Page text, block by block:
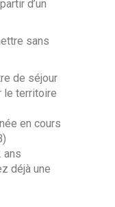
d’un
sans
de séjour
le territoire
en cours
ans
déjà une